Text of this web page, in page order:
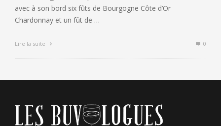
avec à son bord six fûts de Bourgogne Côte d’Or
Chardonnay et un fût de …
Lire la suite 0